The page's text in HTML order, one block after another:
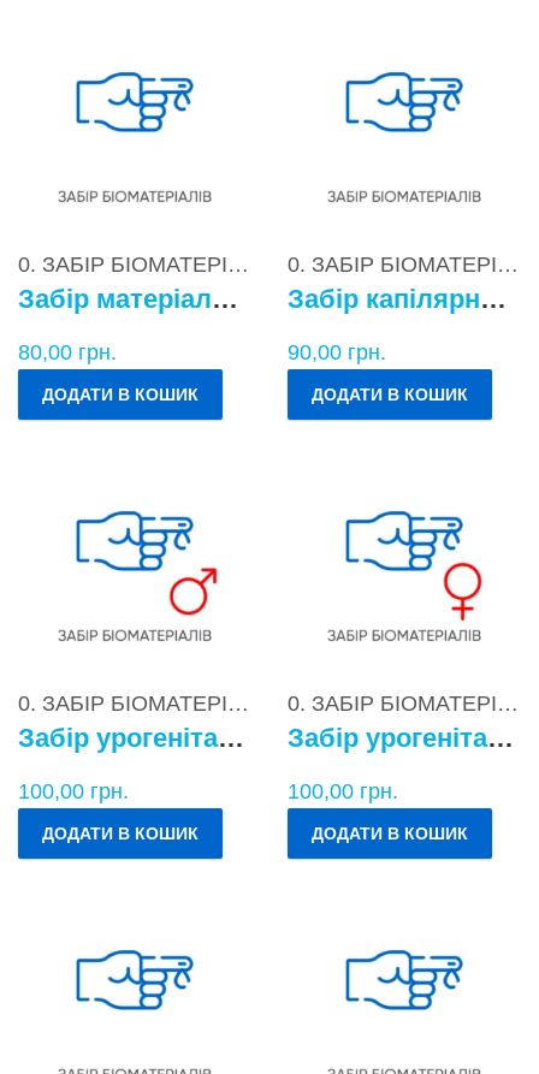
0. ЗАБІР БІОМАТЕРІАЛІВ
Забір матеріалу для бактеріологічних досліджень
80,00 грн.
ДОДАТИ В КОШИК
0. ЗАБІР БІОМАТЕРІАЛІВ
Забір капілярної крові
90,00 грн.
ДОДАТИ В КОШИК
0. ЗАБІР БІОМАТЕРІАЛІВ
Забір урогенітального БМ у чоловіків
100,00 грн.
ДОДАТИ В КОШИК
0. ЗАБІР БІОМАТЕРІАЛІВ
Забір урогенітального БМ у жінок
100,00 грн.
ДОДАТИ В КОШИК